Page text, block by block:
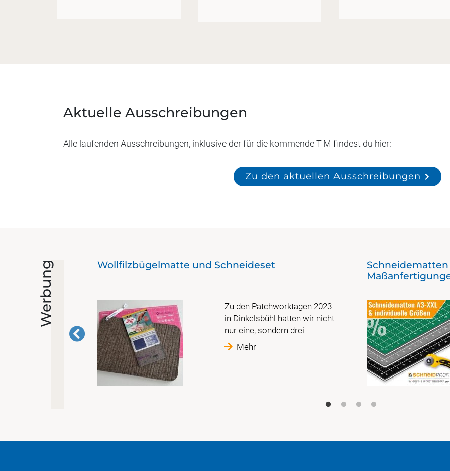
Aktuelle Ausschreibungen
Alle laufenden Ausschreibungen, inklusive der für die kommende T-M findest du hier:
Zu den aktuellen Ausschreibungen
Werbung Wollfilzbügelmatte und Schneideset
Zu den Patchworktagen 2023
in Dinkelsbühl hatten wir nicht
nur eine, sondern drei
Mehr
Schneidematten